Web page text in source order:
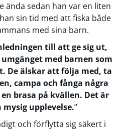
ända sedan han var en liten
sin tid med att fiska både
med sina barn.
till att ge sig ut,
med barnen som
De älskar att följa med, ta
campa och fånga några
brasa på kvällen. Det är
upplevelse.”
och förflytta sig säkert i